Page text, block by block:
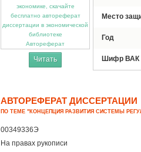
Автореферат
Читать
Место
Год
Шифр ВАК
АВТОРЕФЕРАТ ДИССЕРТАЦИИ
ПО ТЕМЕ "КОНЦЕПЦИЯ РАЗВИТИЯ СИСТЕМЫ
00349336Э
На правах рукописи